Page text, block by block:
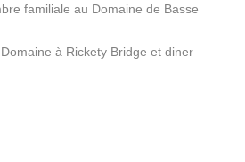
familiale au Domaine de Basse
à Rickety Bridge et diner